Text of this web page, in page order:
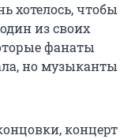
хотелось, чтобы
из своих
фанаты
но музыканты
концерт